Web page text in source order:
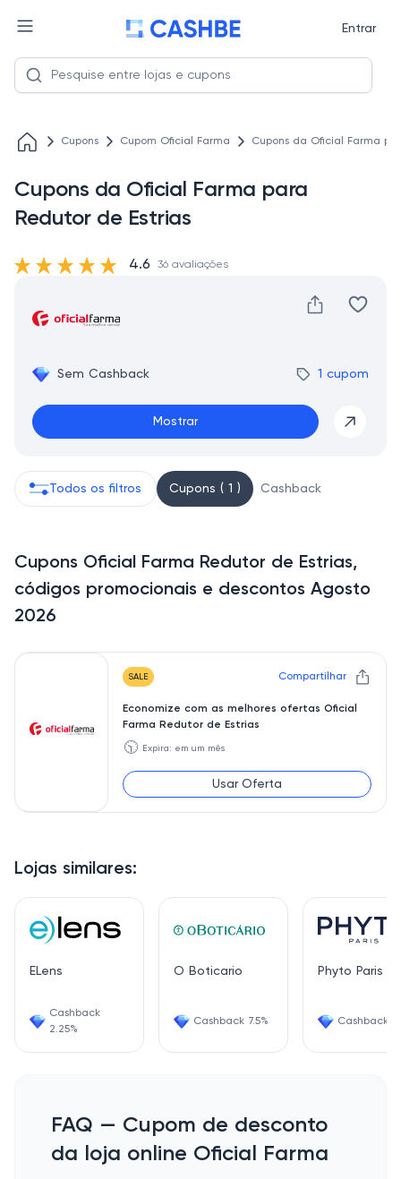
Entrar
Cupons Cupom Oficial Farma Cupons da Oficial Farma
Cupons da Oficial Farma para
Redutor de Estrias
Sem Cashback 1 cupom
Mostrar
4.6 36 avaliações
Lojas similares:
ELens
Cashback
2.25%
O Boticario
Cashback 7.5%
Phyto Paris
Cashback
Todos os filtros Cupons ( 1 ) Cashback
Cupons Oficial Farma Redutor de Estrias,
códigos promocionais e descontos Agosto
2026
SALE Compartilhar
Economize com as melhores ofertas Oficial
Farma Redutor de Estrias
🕥 Expira: em um mês
Usar Oferta
FAQ — Cupom de desconto
da loja online Oficial Farma